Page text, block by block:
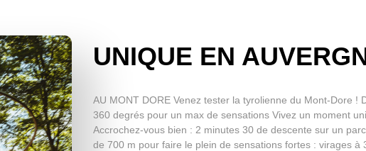
UNIQUE EN
AU MONT DORE Venez tester la tyrolienne du Mont-Dore !
360 degrés pour un max de sensations Vivez un moment
Accrochez-vous bien : 2 minutes 30 de descente sur un
de 700 m pour faire le plein de sensations fortes : virages à